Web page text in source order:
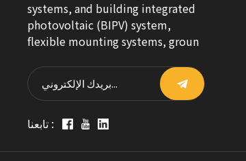
systems, and building integrated
photovoltaic (BIPV) system,
flexible mounting systems, groun
تابعنا :